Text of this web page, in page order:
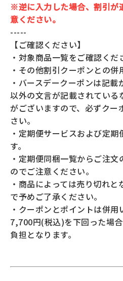
※逆に入力した場合、割引が
意ください。
-----
【ご確認ください】
・対象商品一覧をご確認くだ
・その他割引クーポンとの併
・バースデークーポンは記
以外の文言が記載されている
がございますので、必ずクー
さい。
・定期便サービスおよび定
す。
・定期便同梱一覧からご注
のでご注意ください。
・商品によっては売り切れ
で予めご了承ください。
・クーポンとポイントは併
7,700円(税込)を下回った場
負担となります。